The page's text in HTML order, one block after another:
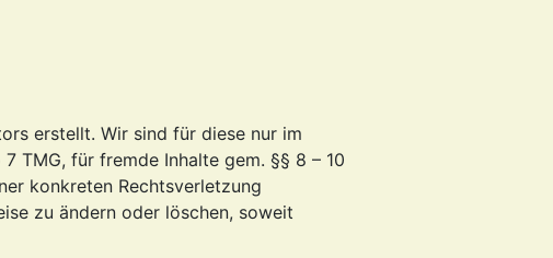
erstellt. Wir sind für diese nur im
TMG, für fremde Inhalte gem. §§ 8 – 10
konkreten Rechtsverletzung
zu ändern oder löschen, soweit